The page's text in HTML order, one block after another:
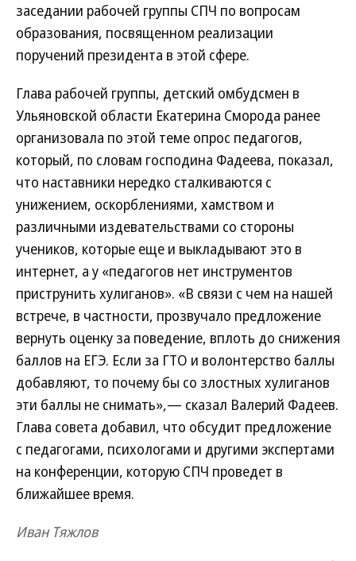
заседании рабочей группы СПЧ по вопросам
образования, посвященном реализации
поручений президента в этой сфере.
Глава рабочей группы, детский омбудсмен в
Ульяновской области Екатерина Сморода ранее
организовала по этой теме опрос педагогов,
который, по словам господина Фадеева, показал,
что наставники нередко сталкиваются с
унижением, оскорблениями, хамством и
различными издевательствами со стороны
учеников, которые еще и выкладывают это в
интернет, а у «педагогов нет инструментов
приструнить хулиганов». «В связи с чем на нашей
встрече, в частности, прозвучало предложение
вернуть оценку за поведение, вплоть до снижения
баллов на ЕГЭ. Если за ГТО и волонтерство баллы
добавляют, то почему бы со злостных хулиганов
эти баллы не снимать»,— сказал Валерий Фадеев.
Глава совета добавил, что обсудит предложение
с педагогами, психологами и другими экспертами
на конференции, которую СПЧ проведет в
ближайшее время.
Иван Тяжлов